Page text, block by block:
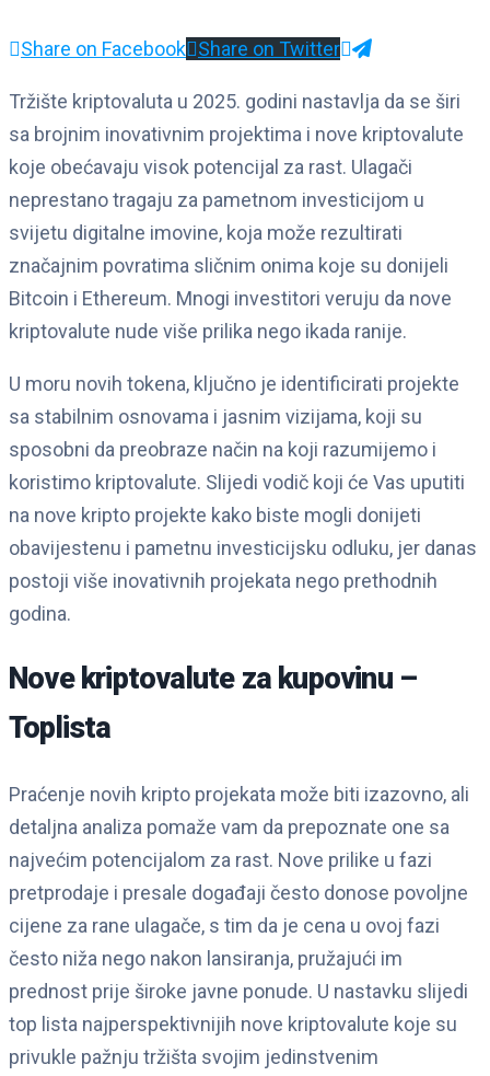
Share on Facebook Share on Twitter
Tržište kriptovaluta u 2025. godini nastavlja da se širi
sa brojnim inovativnim projektima i nove kriptovalute
koje obećavaju visok potencijal za rast. Ulagači
neprestano tragaju za pametnom investicijom u
svijetu digitalne imovine, koja može rezultirati
značajnim povratima sličnim onima koje su donijeli
Bitcoin i Ethereum. Mnogi investitori veruju da nove
kriptovalute nude više prilika nego ikada ranije.
U moru novih tokena, ključno je identificirati projekte
sa stabilnim osnovama i jasnim vizijama, koji su
sposobni da preobraze način na koji razumijemo i
koristimo kriptovalute. Slijedi vodič koji će Vas uputiti
na nove kripto projekte kako biste mogli donijeti
obavijestenu i pametnu investicijsku odluku, jer danas
postoji više inovativnih projekata nego prethodnih
godina.
Nove kriptovalute za kupovinu –
Toplista
Praćenje novih kripto projekata može biti izazovno, ali
detaljna analiza pomaže vam da prepoznate one sa
najvećim potencijalom za rast. Nove prilike u fazi
pretprodaje i presale događaji često donose povoljne
cijene za rane ulagače, s tim da je cena u ovoj fazi
često niža nego nakon lansiranja, pružajući im
prednost prije široke javne ponude. U nastavku slijedi
top lista najperspektivnijih nove kriptovalute koje su
privukle pažnju tržišta svojim jedinstvenim